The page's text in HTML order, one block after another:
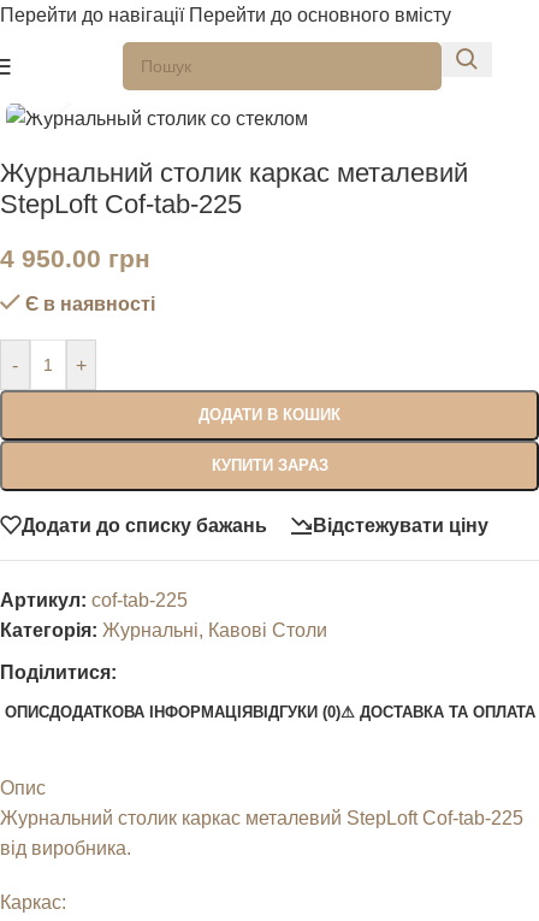
Перейти до навігації Перейти до основного вмісту
Натисніть, щоб збільшити
Журнальний столик каркас металевий
StepLoft Cof-tab-225
4 950.00 грн
Є в наявності
- +
ДОДАТИ В КОШИК
КУПИТИ ЗАРАЗ
Додати до списку бажань Відстежувати ціну
Артикул: cof-tab-225
Категорія: Журнальні, Кавові Столи
Поділитися:
ОПИСДОДАТКОВА ІНФОРМАЦІЯ ВІДГУКИ (0)⚠︎ ДОСТАВКА ТА ОПЛАТА
Опис
Журнальний столик каркас металевий StepLoft Cof-tab-225
від виробника.
Каркас: